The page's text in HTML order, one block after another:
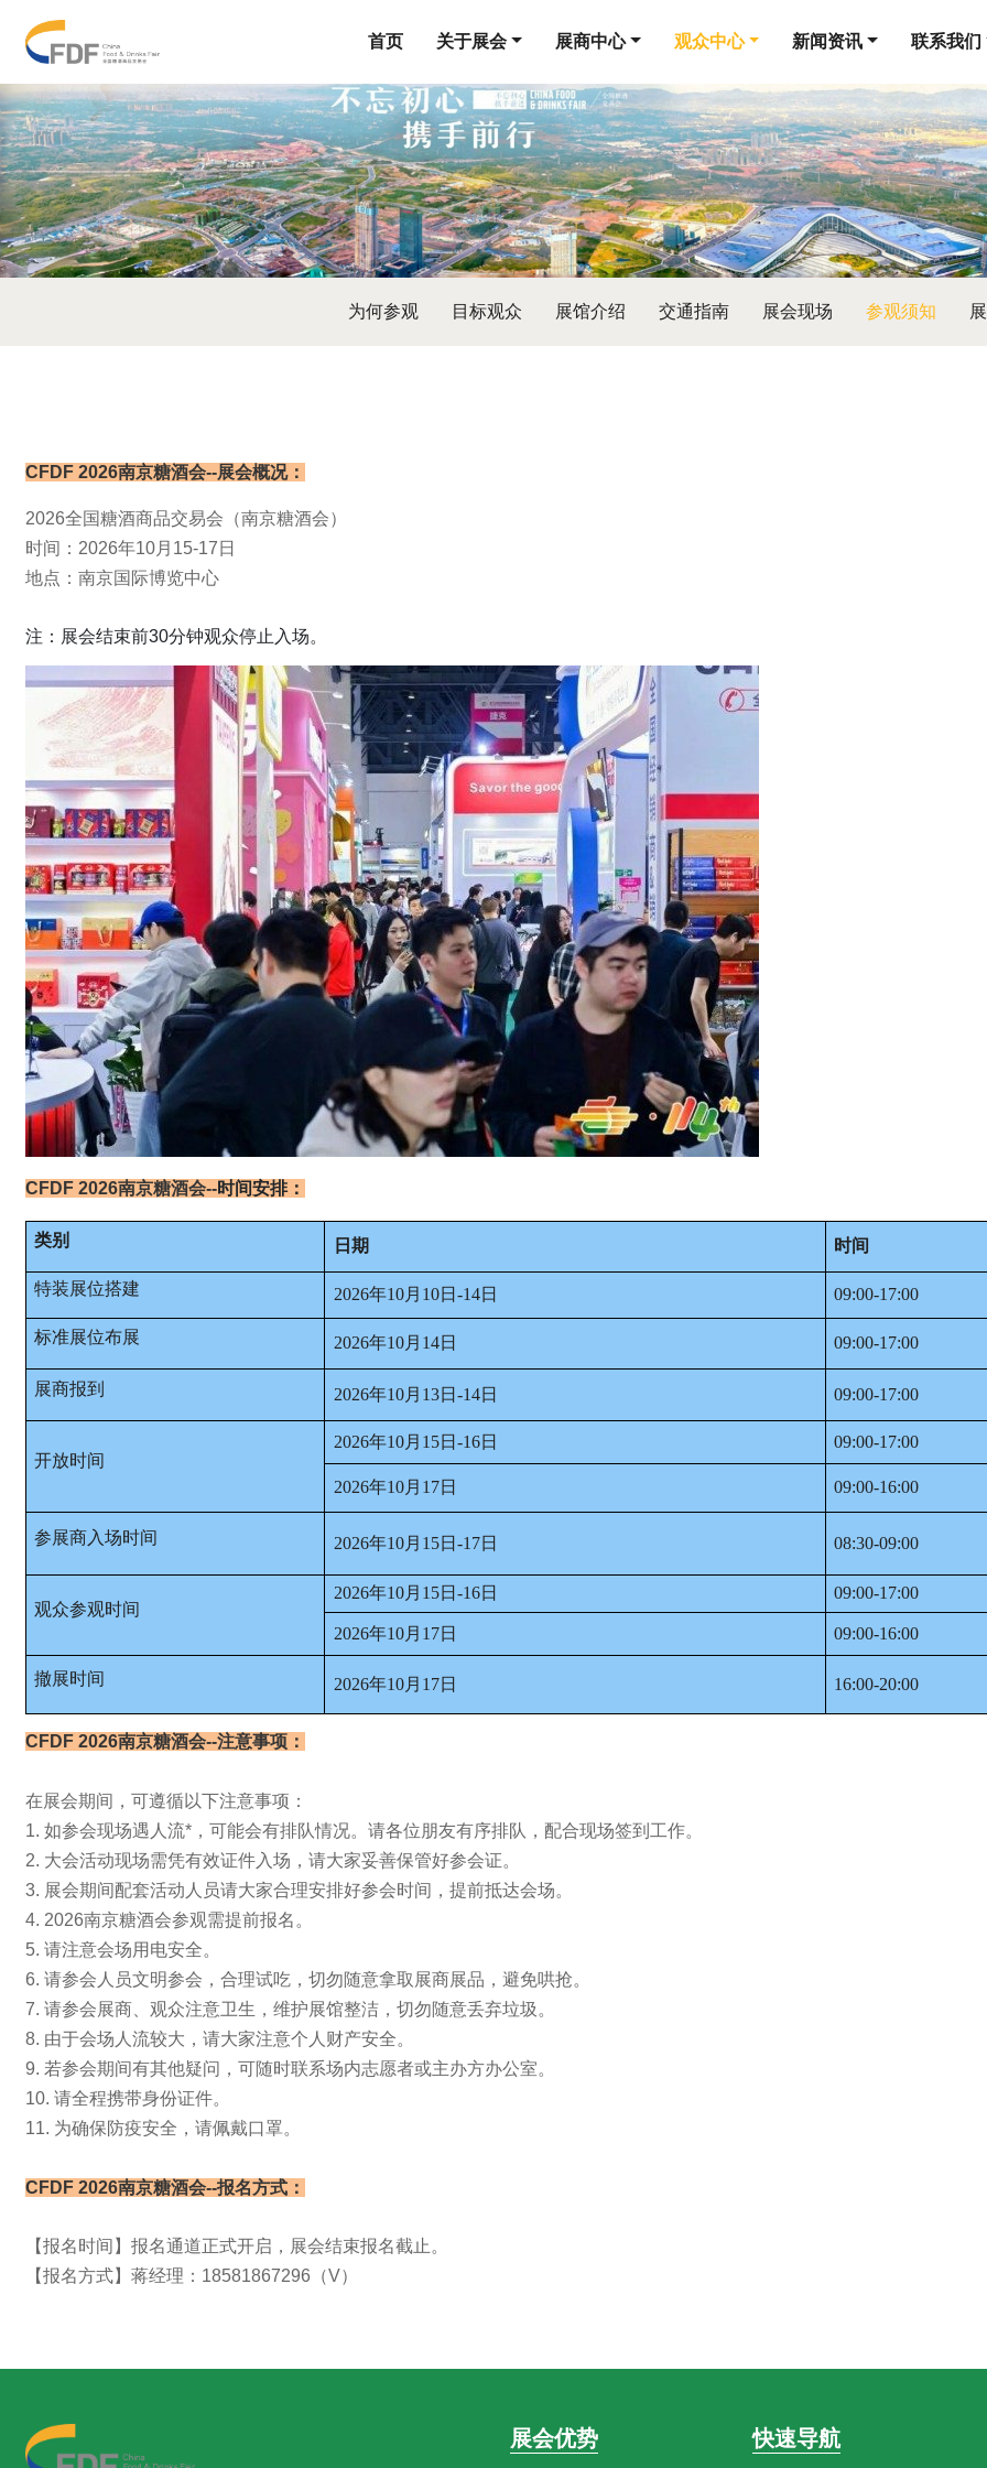
首页 关于展会 展商中心 观众中心 新闻资讯 联系我们
为何参观 目标观众 展馆介绍 交通指南 展会现场 参观须知
CFDF 2026南京糖酒会--展会概况：
2026全国糖酒商品交易会（南京糖酒会）
时间：2026年10月15-17日
地点：南京国际博览中心
注：展会结束前30分钟观众停止入场。
CFDF 2026南京糖酒会--时间安排：
类别 日期 时间
特装展位搭建 2026年10月10日-14日 09:00-17:00
标准展位布展 2026年10月14日 09:00-17:00
展商报到 2026年10月13日-14日 09:00-17:00
开放时间
2026年10月15日-16日 09:00-17:00
2026年10月17日 09:00-16:00
参展商入场时间 2026年10月15日-17日 08:30-09:00
观众参观时间
2026年10月15日-16日 09:00-17:00
2026年10月17日 09:00-16:00
撤展时间 2026年10月17日 16:00-20:00
CFDF 2026南京糖酒会--注意事项：
在展会期间，可遵循以下注意事项：
1. 如参会现场遇人流*，可能会有排队情况。请各位朋友有序排队，配合现场签到工作。
2. 大会活动现场需凭有效证件入场，请大家妥善保管好参会证。
3. 展会期间配套活动人员请大家合理安排好参会时间，提前抵达会场。
4. 2026南京糖酒会参观需提前报名。
5. 请注意会场用电安全。
6. 请参会人员文明参会，合理试吃，切勿随意拿取展商展品，避免哄抢。
7. 请参会展商、观众注意卫生，维护展馆整洁，切勿随意丢弃垃圾。
8. 由于会场人流较大，请大家注意个人财产安全。
9. 若参会期间有其他疑问，可随时联系场内志愿者或主办方办公室。
10. 请全程携带身份证件。
11. 为确保防疫安全，请佩戴口罩。
CFDF 2026南京糖酒会--报名方式：
【报名时间】报名通道正式开启，展会结束报名截止。
【报名方式】蒋经理：18581867296（V）
展会优势 快速导航